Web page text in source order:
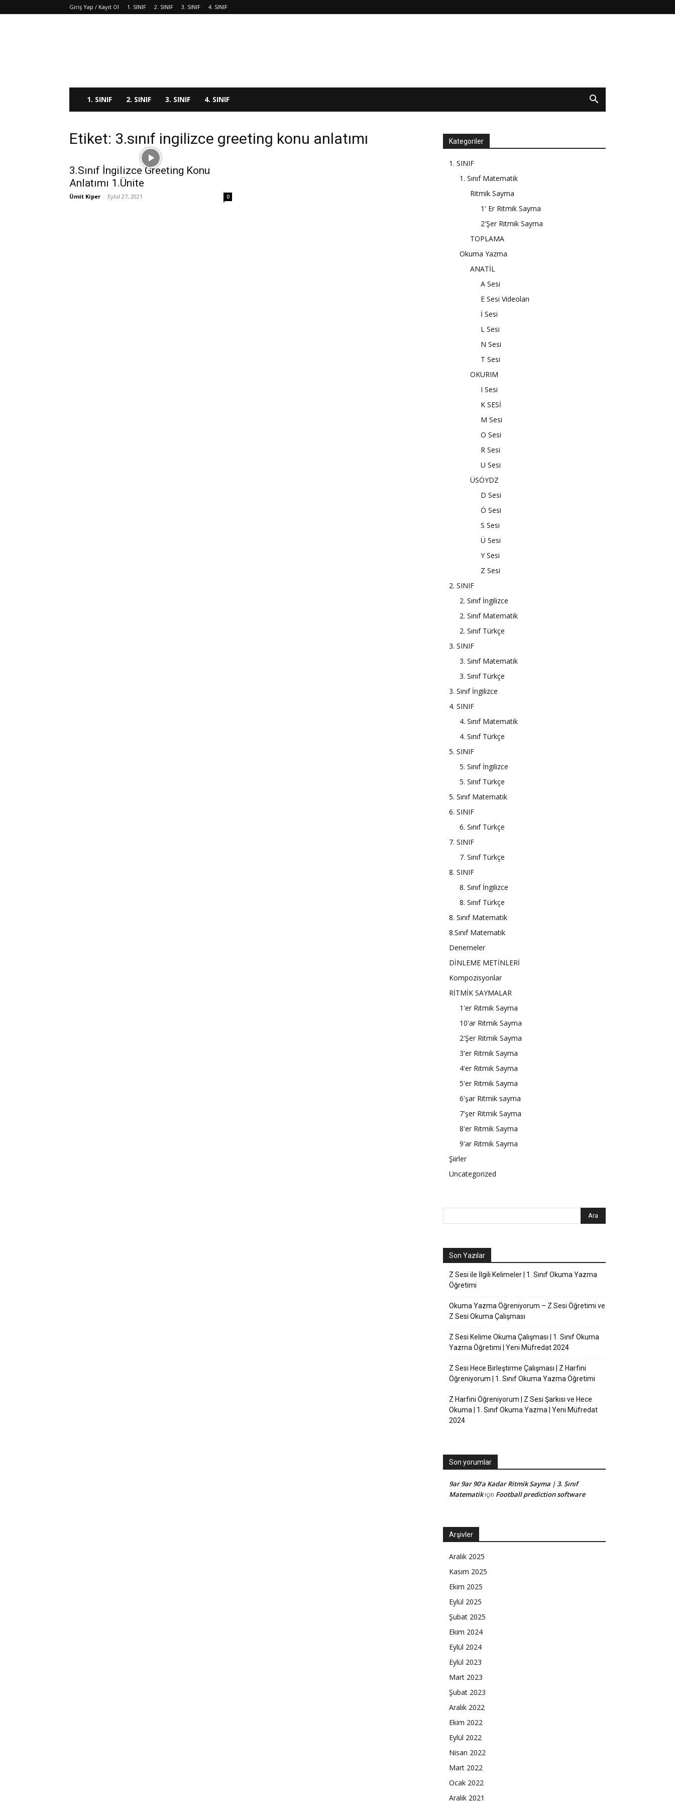
Giriş Yap / Kayıt Ol 1. SINIF 2. SINIF 3. SINIF 4. SINIF
1. SINIF 2. SINIF 3. SINIF 4. SINIF
Etiket: 3.sınıf ingilizce greeting konu anlatımı
3.Sınıf İngilizce Greeting Konu
Anlatımı 1.Ünite
Ümit Kiper - Eylül 27, 2021 0
Kategoriler
1. SINIF
1. Sınıf Matematik
Ritmik Sayma
1' Er Ritmik Sayma
2'Şer Ritmik Sayma
TOPLAMA
Okuma Yazma
ANATİL
A Sesi
E Sesi Videoları
İ Sesi
L Sesi
N Sesi
T Sesi
OKURIM
I Sesi
K SESİ
M Sesi
O Sesi
R Sesi
U Sesi
ÜSÖYDZ
D Sesi
Ö Sesi
S Sesi
Ü Sesi
Y Sesi
Z Sesi
2. SINIF
2. Sınıf İngilizce
2. Sınıf Matematik
2. Sınıf Türkçe
3. SINIF
3. Sınıf Matematik
3. Sınıf Türkçe
3. Sınıf İngilizce
4. SINIF
4. Sınıf Matematik
4. Sınıf Türkçe
5. SINIF
5. Sınıf İngilizce
5. Sınıf Türkçe
5. Sınıf Matematik
6. SINIF
6. Sınıf Türkçe
7. SINIF
7. Sınıf Türkçe
8. SINIF
8. Sınıf İngilizce
8. Sınıf Türkçe
8. Sınıf Matematik
8.Sınıf Matematik
Denemeler
DİNLEME METİNLERİ
Kompozisyonlar
RİTMİK SAYMALAR
1'er Ritmik Sayma
10'ar Ritmik Sayma
2'Şer Ritmik Sayma
3'er Ritmik Sayma
4'er Ritmik Sayma
5'er Ritmik Sayma
6'şar Ritmik sayma
7'şer Ritmik Sayma
8'er Ritmik Sayma
9'ar Ritmik Sayma
Şiirler
Uncategorized
Son Yazılar
Z Sesi ile İlgili Kelimeler | 1. Sınıf Okuma Yazma
Öğretimi
Okuma Yazma Öğreniyorum – Z Sesi Öğretimi ve
Z Sesi Okuma Çalışması
Z Sesi Kelime Okuma Çalışması | 1. Sınıf Okuma
Yazma Öğretimi | Yeni Müfredat 2024
Z Sesi Hece Birleştirme Çalışması | Z Harfini
Öğreniyorum | 1. Sınıf Okuma Yazma Öğretimi
Z Harfini Öğreniyorum | Z Sesi Şarkısı ve Hece
Okuma | 1. Sınıf Okuma Yazma | Yeni Müfredat
2024
Son yorumlar
9ar 9ar 90’a Kadar Ritmik Sayma | 3. Sınıf
Matematikiçin Football prediction software
Arşivler
Aralık 2025
Kasım 2025
Ekim 2025
Eylül 2025
Şubat 2025
Ekim 2024
Eylül 2024
Eylül 2023
Mart 2023
Şubat 2023
Aralık 2022
Ekim 2022
Eylül 2022
Nisan 2022
Mart 2022
Ocak 2022
Aralık 2021